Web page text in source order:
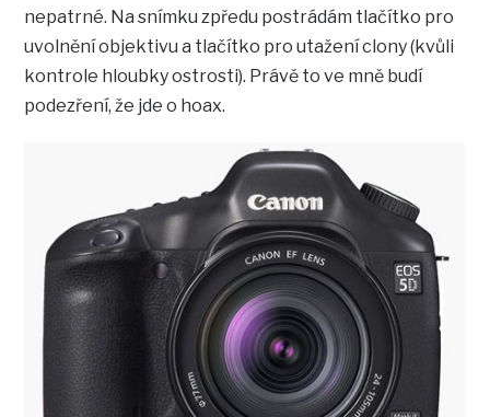
nepatrné. Na snímku zpředu postrádám tlačítko pro
uvolnění objektivu a tlačítko pro utažení clony (kvůli
kontrole hloubky ostrosti). Právě to ve mně budí
podezření, že jde o hoax.